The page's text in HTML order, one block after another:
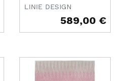
LINIE DESIGN
589,00 €